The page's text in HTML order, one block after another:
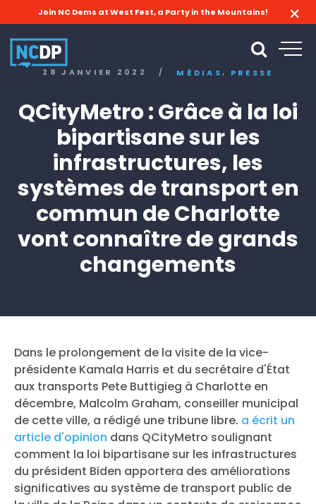
Join NC Dems at West Fest, a Party in the Mountains!
28 JANVIER 2022 / MÉDIAS, PRESSE
QCityMetro : Grâce à la loi
bipartisane sur les
infrastructures, les
systèmes de transport en
commun de Charlotte
vont connaître de grands
changements
Dans le prolongement de la visite de la vice-
présidente Kamala Harris et du secrétaire d'État
aux transports Pete Buttigieg à Charlotte en
décembre, Malcolm Graham, conseiller municipal
de cette ville, a rédigé une tribune libre. a écrit un
article d'opinion dans QCityMetro soulignant
comment la loi bipartisane sur les infrastructures
du président Biden apportera des améliorations
significatives au système de transport public de